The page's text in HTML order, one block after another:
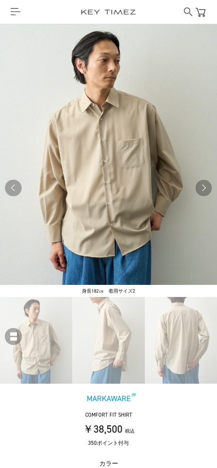
身長182㎝ 着用サイズ2
MARKAWARE
COMFORT FIT SHIRT
￥38,500 税込
350ポイント付与
カラー